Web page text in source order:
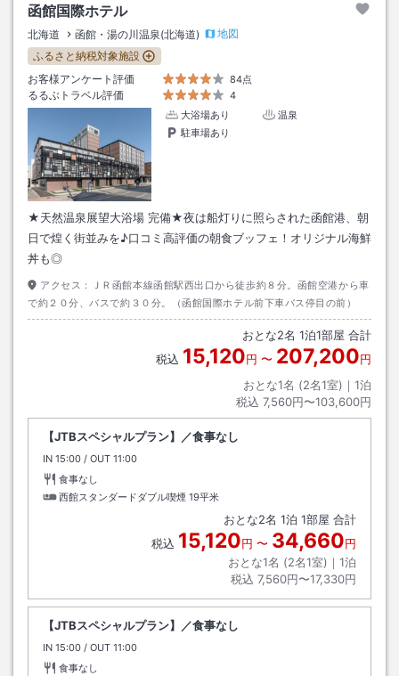
函館国際ホテル
北海道 函館・湯の川温泉(北海道)
地図
ふるさと納税対象施設
お客様アンケート評価
84点
るるぶトラベル評価
4
大浴場あり
温泉
駐車場あり
★天然温泉展望大浴場 完備★夜は船灯りに照らされた函館港、朝
日で煌く街並みを♪口コミ高評価の朝食ブッフェ！オリジナル海鮮
丼も◎
アクセス：
ＪＲ函館本線函館駅西出口から徒歩約８分。函館空港から車
で約２０分、バスで約３０分。（函館国際ホテル前下車バス停目の前）
おとな2名 1泊1部屋 合計
税込 15,120円 〜 207,200円
おとな1名 (2名1室)｜ 1泊
税込 7,560円〜103,600円
【JTBスペシャルプラン】／食事なし
IN チェックイン
15:00 / OUT チェックアウト
11:00
食事なし
西館スタンダードダブル喫煙 19平米
おとな2名 1泊 1部屋 合計
税込 15,120円 〜 34,660円
おとな1名 (2名1室)｜ 1泊
税込 7,560円〜17,330円
【JTBスペシャルプラン】／食事なし
IN チェックイン
15:00 / OUT チェックアウト
11:00
食事なし